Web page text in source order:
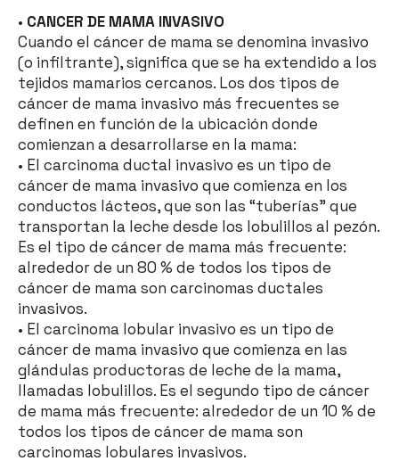
• CANCER DE MAMA INVASIVO
Cuando el cáncer de mama se denomina invasivo
(o infiltrante), significa que se ha extendido a los
tejidos mamarios cercanos. Los dos tipos de
cáncer de mama invasivo más frecuentes se
definen en función de la ubicación donde
comienzan a desarrollarse en la mama:
• El carcinoma ductal invasivo es un tipo de
cáncer de mama invasivo que comienza en los
conductos lácteos, que son las “tuberías” que
transportan la leche desde los lobulillos al pezón.
Es el tipo de cáncer de mama más frecuente:
alrededor de un 80 % de todos los tipos de
cáncer de mama son carcinomas ductales
invasivos.
• El carcinoma lobular invasivo es un tipo de
cáncer de mama invasivo que comienza en las
glándulas productoras de leche de la mama,
llamadas lobulillos. Es el segundo tipo de cáncer
de mama más frecuente: alrededor de un 10 % de
todos los tipos de cáncer de mama son
carcinomas lobulares invasivos.